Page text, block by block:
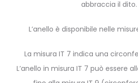
abbraccia il dito.
L’anello è disponibile nelle misure
La misura IT 7 indica una
L’anello in misura IT 7 può essere